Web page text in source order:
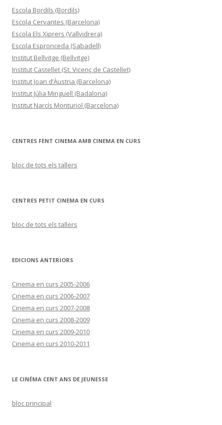
Escola Bordils (Bordils)
Escola Cervantes (Barcelona)
Escola Els Xiprers (Vallvidrera)
Escola Espronceda (Sabadell)
Institut Bellvitge (Bellvitge)
Institut Castellet (St. Vicenç de Castellet)
Institut Joan d’Àustria (Barcelona)
Institut Júlia Minguell (Badalona)
Institut Narcís Monturiol (Barcelona)
CENTRES FENT CINEMA AMB CINEMA EN CURS
bloc de tots els tallers
CENTRES PETIT CINEMA EN CURS
bloc de tots els tallers
EDICIONS ANTERIORS
Cinema en curs 2005-2006
Cinema en curs 2006-2007
Cinema en curs 2007-2008
Cinema en curs 2008-2009
Cinema en curs 2009-2010
Cinema en curs 2010-2011
LE CINÉMA CENT ANS DE JEUNESSE
bloc principal